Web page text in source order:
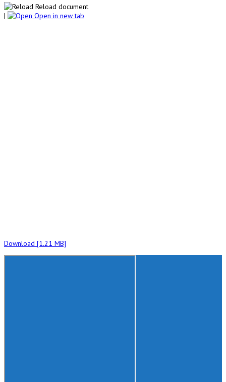
Reload document
|
Open in new tab
Download [1.21 MB]